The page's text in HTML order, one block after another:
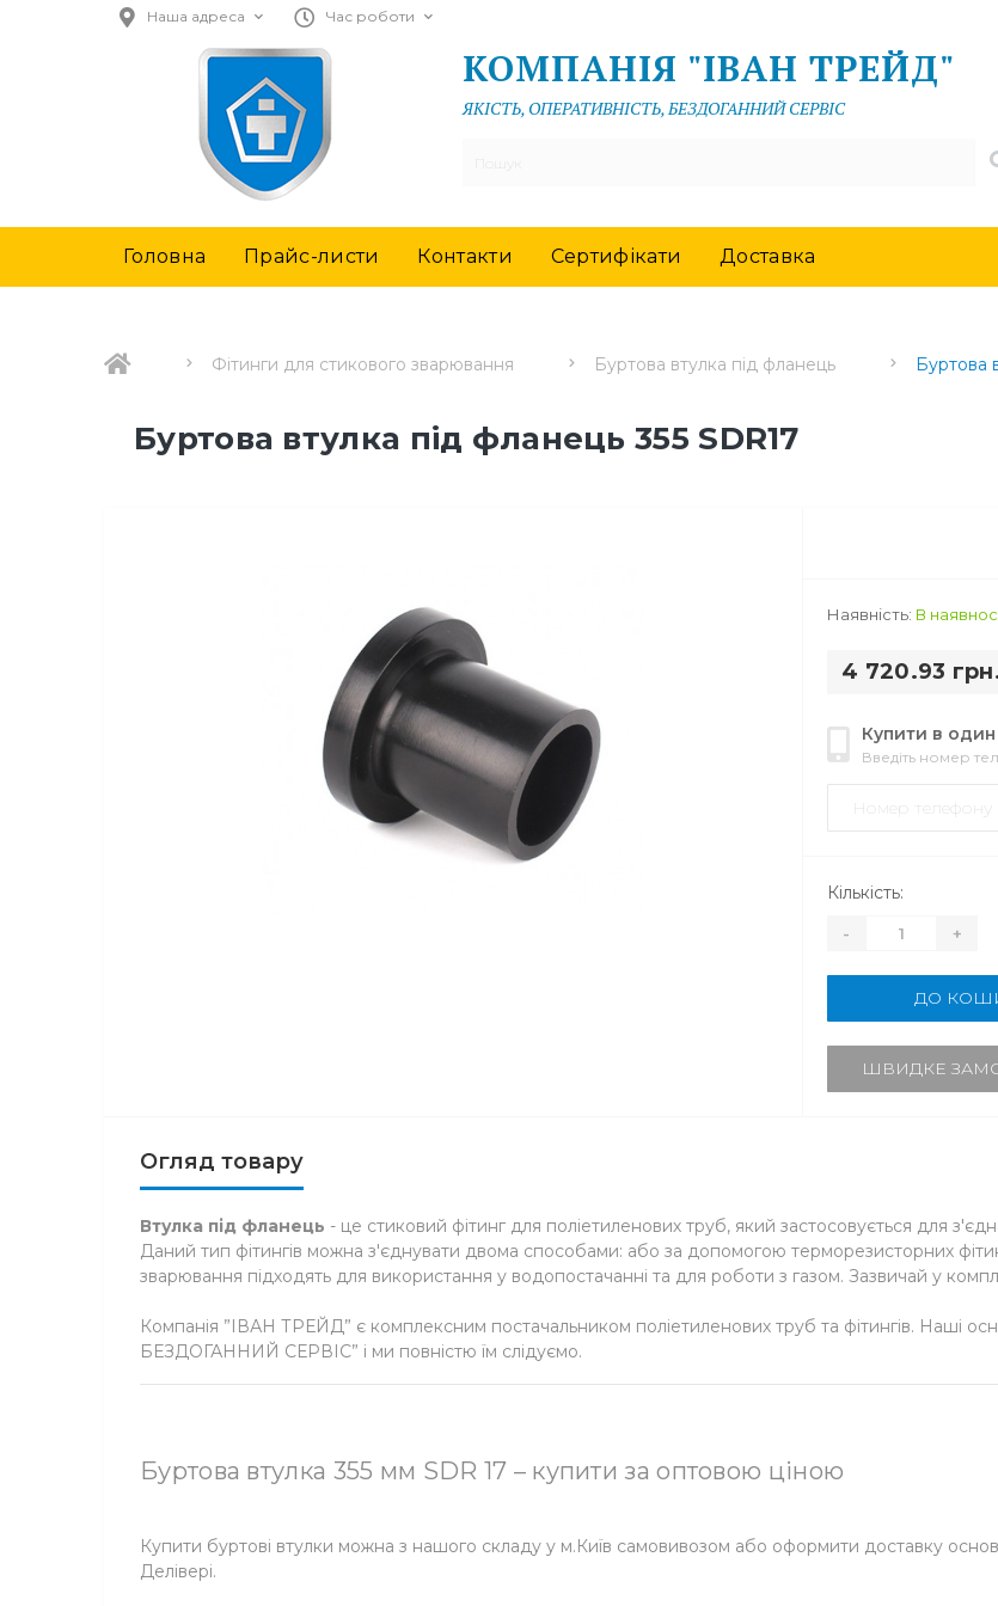
Наша адреса Час роботи
КОМПАНІЯ "ІВАН ТРЕЙД"
ЯКІСТЬ, ОПЕРАТИВНІСТЬ, БЕЗДОГАННИЙ СЕРВІС
Головна Прайс-листи Контакти Сертифікати Доставка
Фітинги для стикового зварювання Буртова втулка під фланець Буртова
Буртова втулка під фланець 355 SDR17
Наявність: В
4 720.93
Купити в один
Введіть номер
Кількість:
- +
ДО
ШВИДКЕ
Огляд товару
Втулка під фланець - це стиковий фітинг для поліетиленових труб, який застосовується для
Даний тип фітингів можна з'єднувати двома способами: або за допомогою терморезисторних
зварювання підходять для використання у водопостачанні та для роботи з газом. Зазвичай у
Компанія ”ІВАН ТРЕЙД” є комплексним постачальником поліетиленових труб та фітингів. Наші
БЕЗДОГАННИЙ СЕРВІС” і ми повністю їм слідуємо.
Буртова втулка 355 мм SDR 17 – купити за оптовою ціною
Купити буртові втулки можна з нашого складу у м.Київ самовивозом або оформити доставку
Делівері.